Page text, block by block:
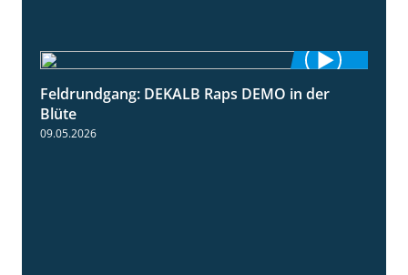
2:37
Feldrundgang: DEKALB Raps DEMO in der
Blüte
09.05.2026